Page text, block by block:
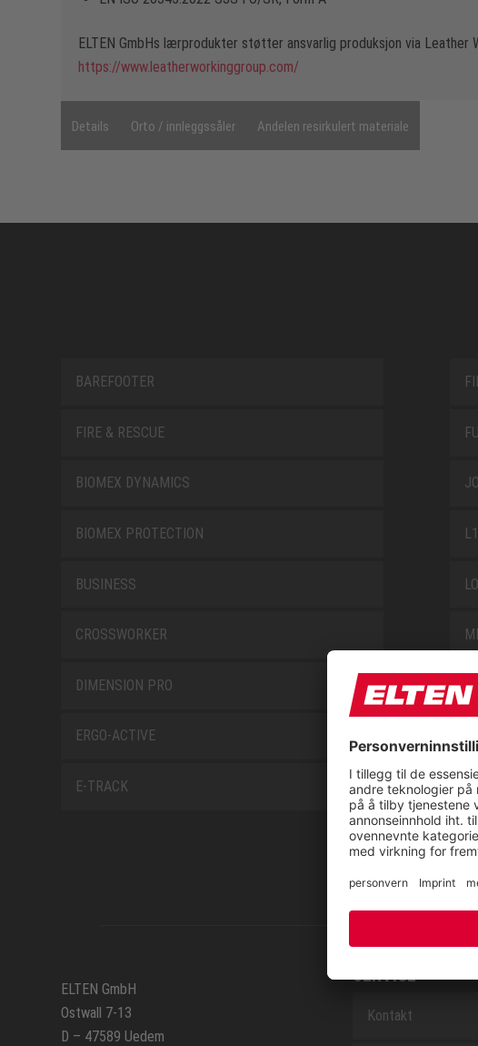
ELTEN GmbHs lærprodukter støtter ansvarlig produksjon via Leather
https://www.leatherworkinggroup.com/
Details Orto / innleggssåler Andelen resirkulert materiale
BAREFOOTER
FIRE & RESCUE
BIOMEX DYNAMICS
BIOMEX PROTECTION
BUSINESS
CROSSWORKER
DIMENSION PRO
ERGO-ACTIVE
E-TRACK
ELTEN GmbH
Ostwall 7-13
D – 47589 Uedem
SERVICE
Kontakt